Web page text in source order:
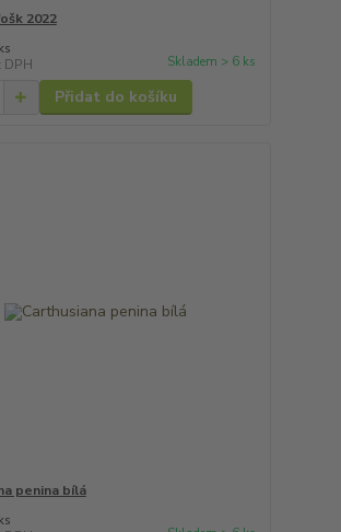
2022
DPH Skladem > 6 ks
Přidat do košíku
penina bílá